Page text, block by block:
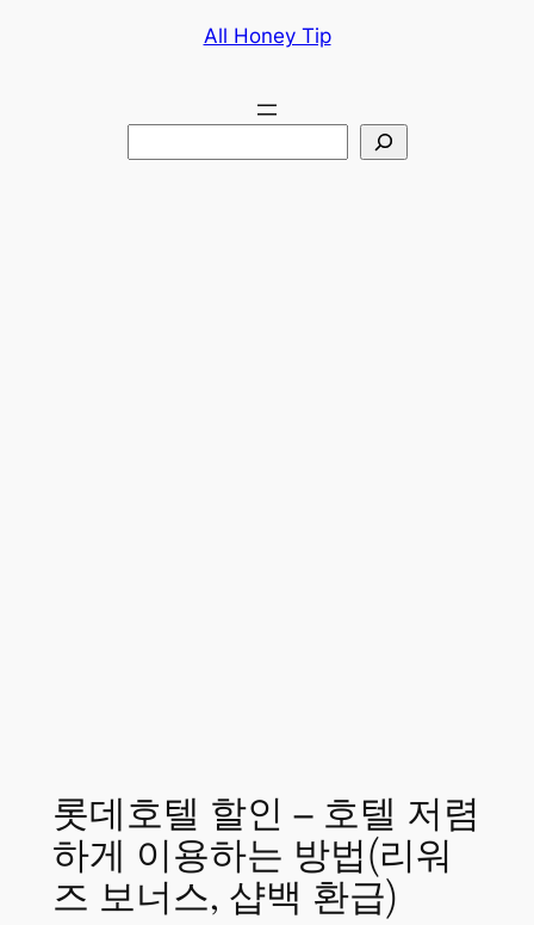
All Honey Tip
롯데호텔 할인 – 호텔 저렴
하게 이용하는 방법(리워
즈 보너스, 샵백 환급)